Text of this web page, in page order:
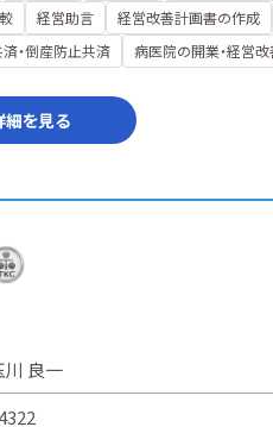
経営助言 経営改善計画書の作成
・倒産防止共済 病医院の開業・経営改
細を見る
川 良一